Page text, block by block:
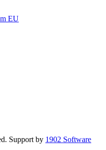
EU
Support by 1902 Software